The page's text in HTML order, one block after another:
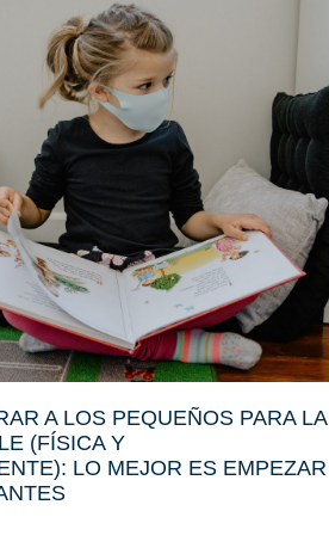
A LOS PEQUEÑOS PARA LA
(FÍSICA Y
LO MEJOR ES EMPEZAR